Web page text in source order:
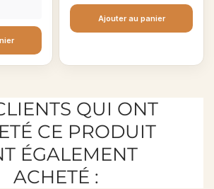
Ajouter au panier
QUI ONT
CE PRODUIT
ÉGALEMENT
ACHETÉ :